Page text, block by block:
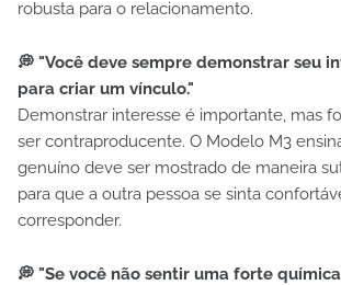
robusta para o relacionamento.
💭 "Você deve sempre demonstrar seu
para criar um vínculo."
Demonstrar interesse é importante, mas
ser contraproducente. O Modelo M3
genuíno deve ser mostrado de maneira
para que a outra pessoa se sinta
corresponder.
💭 "Se você não sentir uma forte